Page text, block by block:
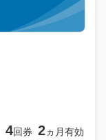
4回券 2ヵ月有効